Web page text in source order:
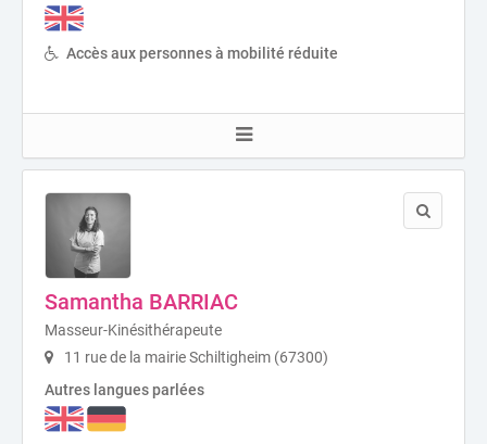
Accès aux personnes à mobilité réduite
Samantha BARRIAC
Masseur-Kinésithérapeute
11 rue de la mairie Schiltigheim (67300)
Autres langues parlées